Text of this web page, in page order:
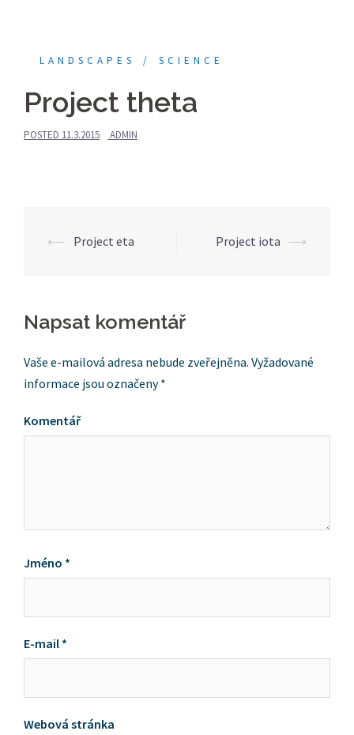
LANDSCAPES SCIENCE
Project theta
POSTED 11.3.2015 ADMIN
Post
⟵ Project eta Project iota ⟶
Napsat komentář
Vaše e-mailová adresa nebude zveřejněna. Vyžadované
informace jsou označeny*
Komentář
Jméno *
E-mail *
Webová stránka